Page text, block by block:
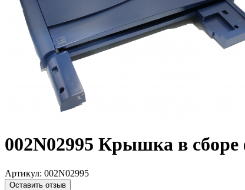
002N02995 Крышка в сборе
Артикул: 002N02995
Оставить отзыв